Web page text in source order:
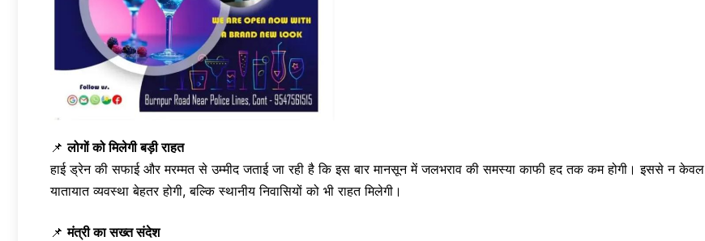
📌लोगों को मिलेगी बड़ी राहत
हाई ड्रेन की सफाई और मरम्मत से उम्मीद जताई जा रही है कि इस बार मानसून में जलभराव की समस्या काफी हद तक कम होगी। इससे न केवल
यातायात व्यवस्था बेहतर होगी, बल्कि स्थानीय निवासियों को भी राहत मिलेगी।
📌मंत्री का सख्त संदेश